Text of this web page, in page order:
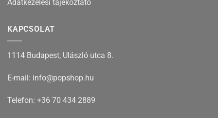
Adatkezelési tájékoztató
KAPCSOLAT
1114 Budapest, Ulászló utca 8.
E-mail: info@popshop.hu
Telefon: +36 70 434 2889